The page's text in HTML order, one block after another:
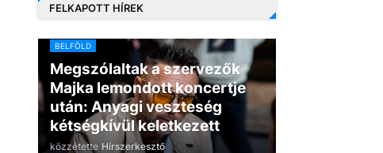
FELKAPOTT HÍREK
BELFÖLD
Megszólaltak a szervezők
Majka lemondott koncertje
után: Anyagi veszteség
kétségkívül keletkezett
közzétette Hírszerkesztő